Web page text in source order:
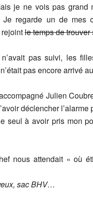
je ne vois pas grand
regarde un de mes
rejointle temps de
pas suivi, les
pas encore arrivé
Julien
déclencher l’alarme
seul à avoir pris mon
nous attendait « où
sac BHV…